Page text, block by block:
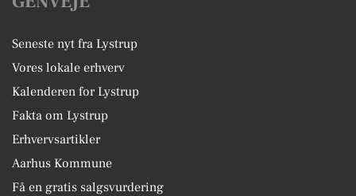
Seneste nyt fra Lystrup
Vores lokale erhverv
Kalenderen for Lystrup
Fakta om Lystrup
Erhvervsartikler
Aarhus Kommune
Få en gratis salgsvurdering